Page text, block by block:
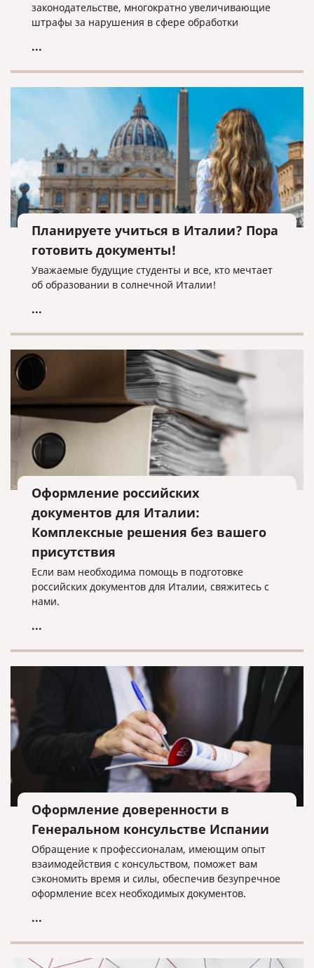
законодательстве, многократно увеличивающие
штрафы за нарушения в сфере обработки
...
Планируете учиться в Италии? Пора
готовить документы!
Уважаемые будущие студенты и все, кто мечтает
об образовании в солнечной Италии!
...
Оформление российских
документов для Италии:
Комплексные решения без вашего
присутствия
Если вам необходима помощь в подготовке
российских документов для Италии, свяжитесь с
нами.
...
Оформление доверенности в
Генеральном консульстве Испании
Обращение к профессионалам, имеющим опыт
взаимодействия с консульством, поможет вам
сэкономить время и силы, обеспечив безупречное
оформление всех необходимых документов.
...